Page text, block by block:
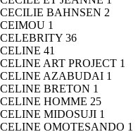
CECILIE BAHNSEN 2
CEIMOU 1
CELEBRITY 36
CELINE 41
CELINE ART PROJECT 1
CELINE AZABUDAI 1
CELINE BRETON 1
CELINE HOMME 25
CELINE MIDOSUJI 1
CELINE OMOTESANDO 1